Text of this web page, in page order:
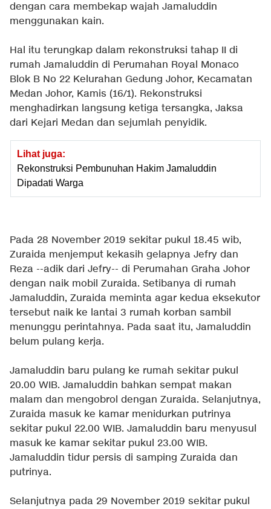
dengan cara membekap wajah Jamaluddin
menggunakan kain.
Hal itu terungkap dalam rekonstruksi tahap II di
rumah Jamaluddin di Perumahan Royal Monaco
Blok B No 22 Kelurahan Gedung Johor, Kecamatan
Medan Johor, Kamis (16/1). Rekonstruksi
menghadirkan langsung ketiga tersangka, Jaksa
dari Kejari Medan dan sejumlah penyidik.
Lihat juga:
Rekonstruksi Pembunuhan Hakim Jamaluddin
Dipadati Warga
Pada 28 November 2019 sekitar pukul 18.45 wib,
Zuraida menjemput kekasih gelapnya Jefry dan
Reza --adik dari Jefry-- di Perumahan Graha Johor
dengan naik mobil Zuraida. Setibanya di rumah
Jamaluddin, Zuraida meminta agar kedua eksekutor
tersebut naik ke lantai 3 rumah korban sambil
menunggu perintahnya. Pada saat itu, Jamaluddin
belum pulang kerja.
Jamaluddin baru pulang ke rumah sekitar pukul
20.00 WIB. Jamaluddin bahkan sempat makan
malam dan mengobrol dengan Zuraida. Selanjutnya,
Zuraida masuk ke kamar menidurkan putrinya
sekitar pukul 22.00 WIB. Jamaluddin baru menyusul
masuk ke kamar sekitar pukul 23.00 WIB.
Jamaluddin tidur persis di samping Zuraida dan
putrinya.
Selanjutnya pada 29 November 2019 sekitar pukul